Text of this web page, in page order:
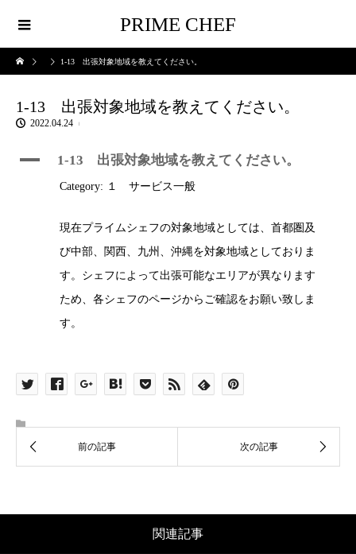
PRIME CHEF
1-13 出張対象地域を教えてください。
1-13 出張対象地域を教えてください。
2022.04.24
A 1-13 出張対象地域を教えてください。
Category: １ サービス一般
現在プライムシェフの対象地域としては、首都圏及
び中部、関西、九州、沖縄を対象地域としておりま
す。シェフによって出張可能なエリアが異なります
ため、各シェフのページからご確認をお願い致しま
す。
関連記事